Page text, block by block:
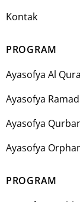
Kontak
PROGRAM
Ayasofya Al
Ayasofya
Ayasofya
Ayasofya
PROGRAM